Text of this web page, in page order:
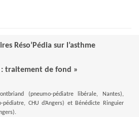
Réso’Pédia sur l’asthme
: traitement de fond »
(pneumo-pédiatre libérale, Nantes),
pédiatre, CHU d’Angers) et Bénédicte Ringuier